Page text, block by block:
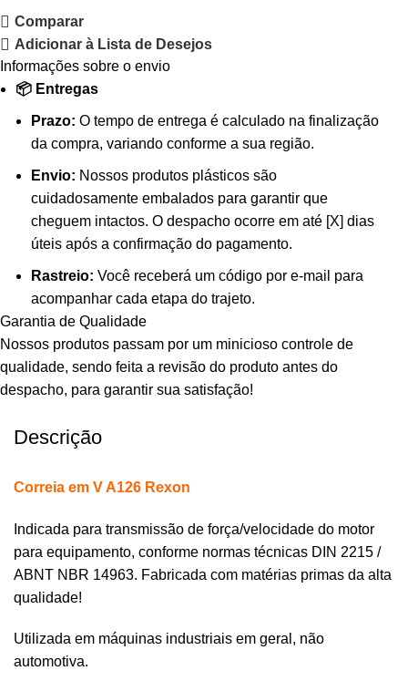
Comparar
Adicionar à Lista de Desejos
Informações sobre o envio
📦 Entregas
Prazo: O tempo de entrega é calculado na finalização
da compra, variando conforme a sua região.
Envio: Nossos produtos plásticos são
cuidadosamente embalados para garantir que
cheguem intactos. O despacho ocorre em até [X] dias
úteis após a confirmação do pagamento.
Rastreio: Você receberá um código por e-mail para
acompanhar cada etapa do trajeto.
Garantia de Qualidade
Nossos produtos passam por um minicioso controle de
qualidade, sendo feita a revisão do produto antes do
despacho, para garantir sua satisfação!
Descrição
Correia em V A126 Rexon
Indicada para transmissão de força/velocidade do motor
para equipamento, conforme normas técnicas DIN 2215 /
ABNT NBR 14963. Fabricada com matérias primas da alta
qualidade!
Utilizada em máquinas industriais em geral, não
automotiva.